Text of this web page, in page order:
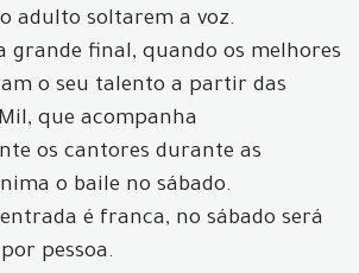
adulto soltarem a voz.
grande final, quando os melhores
o seu talento a partir das
que acompanha
os cantores durante as
o baile no sábado.
é franca, no sábado será
pessoa.